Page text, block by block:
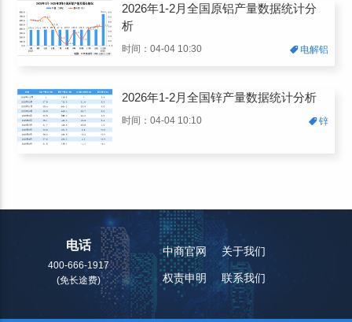
2026年1-2月全国原铝产量数据统计分
析
时间：04-04 10:30 电解铝
2026年1-2月全国锌产量数据统计分析
时间：04-04 10:10 锌
电话
400-666-1917
(免长途费)
中商官网 关于我们
权责申明 联系我们